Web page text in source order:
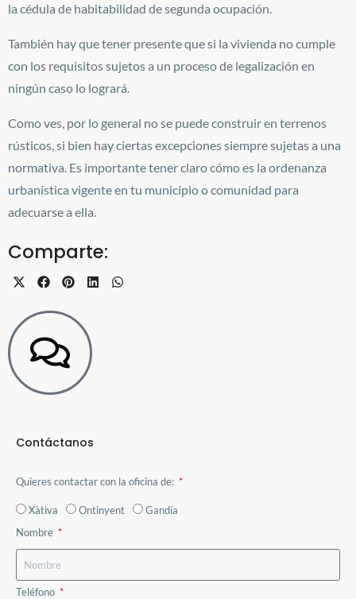
la cédula de habitabilidad de segunda ocupación.
También hay que tener presente que si la vivienda no cumple
con los requisitos sujetos a un proceso de legalización en
ningún caso lo logrará.
Como ves, por lo general no se puede construir en terrenos
rústicos, si bien hay ciertas excepciones siempre sujetas a una
normativa. Es importante tener claro cómo es la ordenanza
urbanística vigente en tu municipio o comunidad para
adecuarse a ella.
Comparte:
FacebookPinterestLinkedIn
Contáctanos
Quieres contactar con la oficina de:
Xàtiva Ontinyent
Gandía
Nombre
Teléfono